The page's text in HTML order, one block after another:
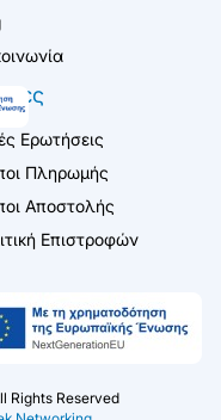
Ερωτήσεις
Πληρωμής
Αποστολής
Επιστροφών
Rights Reserved